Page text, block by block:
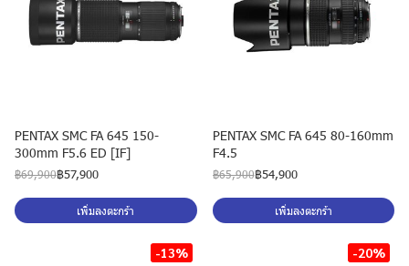
PENTAX SMC FA 645 150-
300mm F5.6 ED [IF]
฿69,900฿57,900
เพิ่มลงตะกร้า
PENTAX SMC FA 645 80-160mm
F4.5
฿65,900฿54,900
เพิ่มลงตะกร้า
-13% -20%